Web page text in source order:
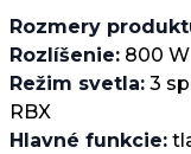
Rozmery
Rozlíšenie: 800 W
Režim svetla: 3
RBX
Hlavné funkcie: